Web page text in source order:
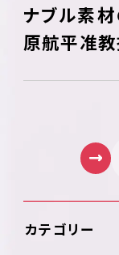
カテゴリー
ナブル素
原航平准